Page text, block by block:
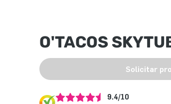
O'TACOS
Solicitar
9.4/10